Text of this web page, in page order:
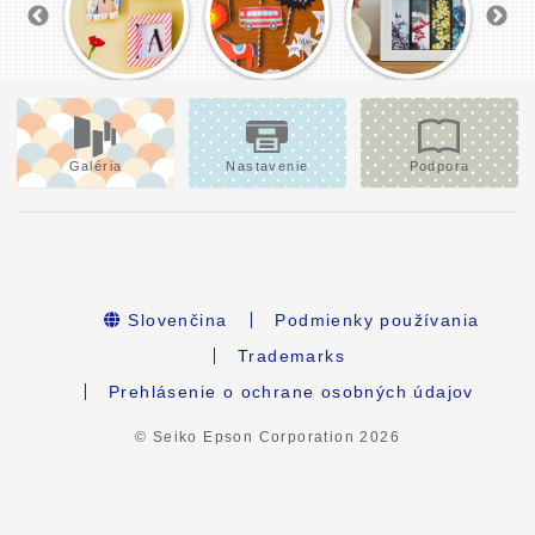
Galéria Nastavenie Podpora
Slovenčina
Podmienky používania
Trademarks
Prehlásenie o ochrane osobných údajov
© Seiko Epson Corporation2026